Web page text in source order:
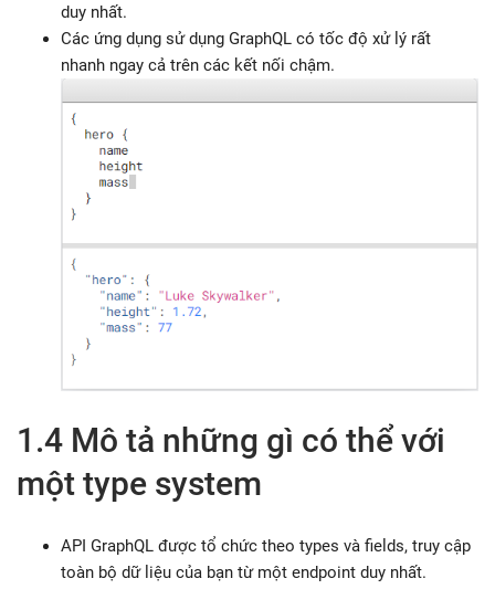
duy nhất.
Các ứng dụng sử dụng GraphQL có tốc độ xử lý rất
nhanh ngay cả trên các kết nối chậm.
1.4 Mô tả những gì có thể với
một type system
API GraphQL được tổ chức theo types và fields, truy cập
toàn bộ dữ liệu của bạn từ một endpoint duy nhất.